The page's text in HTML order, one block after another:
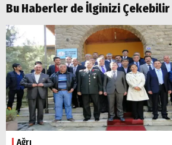
Bu Haberler de İlginizi Çekebilir
Ağrı
Arama
Popüler
Aramalar:
Ağrı
Doğubayazıt